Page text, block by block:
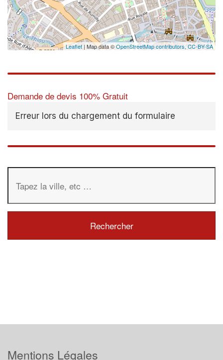
Leaflet | Map data ©OpenStreetMap contributors, CC-BY-SA
Demande de devis 100% Gratuit
Erreur lors du chargement du formulaire
vosmarges
nouveaux
Mentions Légales